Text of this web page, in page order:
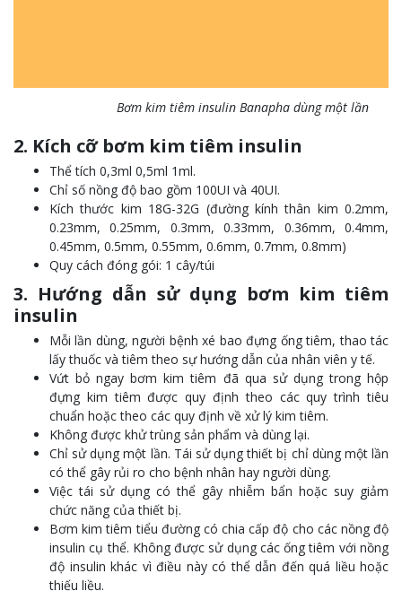
Bơm kim tiêm insulin Banapha dùng một lần
2. Kích cỡ bơm kim tiêm insulin
Thể tích 0,3ml 0,5ml 1ml.
Chỉ số nồng độ bao gồm 100UI và 40UI.
Kích thước kim 18G-32G (đường kính thân kim 0.2mm,
0.23mm, 0.25mm, 0.3mm, 0.33mm, 0.36mm, 0.4mm,
0.45mm, 0.5mm, 0.55mm, 0.6mm, 0.7mm, 0.8mm)
Quy cách đóng gói: 1 cây/túi
3. Hướng dẫn sử dụng bơm kim tiêm
insulin
Mỗi lần dùng, người bệnh xé bao đựng ống tiêm, thao tác
lấy thuốc và tiêm theo sự hướng dẫn của nhân viên y tế.
Vứt bỏ ngay bơm kim tiêm đã qua sử dụng trong hộp
đựng kim tiêm được quy định theo các quy trình tiêu
chuẩn hoặc theo các quy định về xử lý kim tiêm.
Không được khử trùng sản phẩm và dùng lại.
Chỉ sử dụng một lần. Tái sử dụng thiết bị chỉ dùng một lần
có thể gây rủi ro cho bệnh nhân hay người dùng.
Việc tái sử dụng có thể gây nhiễm bẩn hoặc suy giảm
chức năng của thiết bị.
Bơm kim tiêm tiểu đường có chia cấp độ cho các nồng độ
insulin cụ thể. Không được sử dụng các ống tiêm với nồng
độ insulin khác vì điều này có thể dẫn đến quá liều hoặc
thiếu liều.